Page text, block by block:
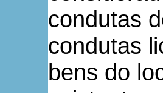
condutas
condutas
bens do